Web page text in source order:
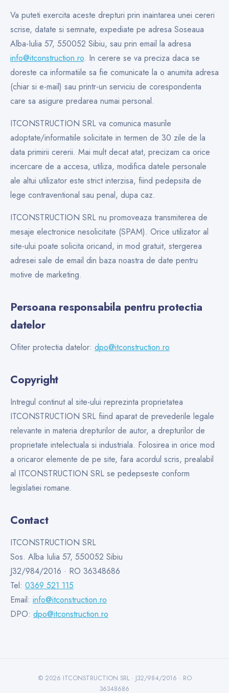
Va puteti exercita aceste drepturi prin inaintarea unei cereri
scrise, datate si semnate, expediate pe adresa Soseaua
Alba-Iulia 57, 550052 Sibiu, sau prin email la adresa
info@itconstruction.ro. In cerere se va preciza daca se
doreste ca informatiile sa fie comunicate la o anumita adresa
(chiar si e-mail) sau printr-un serviciu de corespondenta
care sa asigure predarea numai personal.
ITCONSTRUCTION SRL va comunica masurile
adoptate/informatiile solicitate in termen de 30 zile de la
data primirii cererii. Mai mult decat atat, precizam ca orice
incercare de a accesa, utiliza, modifica datele personale
ale altui utilizator este strict interzisa, fiind pedepsita de
lege contraventional sau penal, dupa caz.
ITCONSTRUCTION SRL nu promoveaza transmiterea de
mesaje electronice nesolicitate (SPAM). Orice utilizator al
site-ului poate solicita oricand, in mod gratuit, stergerea
adresei sale de email din baza noastra de date pentru
motive de marketing.
Persoana responsabila pentru protectia
datelor
Ofiter protectia datelor: dpo@itconstruction.ro
Copyright
Intregul continut al site-ului reprezinta proprietatea
ITCONSTRUCTION SRL fiind aparat de prevederile legale
relevante in materia drepturilor de autor, a drepturilor de
proprietate intelectuala si industriala. Folosirea in orice mod
a oricaror elemente de pe site, fara acordul scris, prealabil
al ITCONSTRUCTION SRL se pedepseste conform
legislatiei romane.
Contact
ITCONSTRUCTION SRL
Sos. Alba Iulia 57, 550052 Sibiu
J32/984/2016 · RO 36348686
Tel: 0369 521 115
Email: info@itconstruction.ro
DPO: dpo@itconstruction.ro
© 2026 ITCONSTRUCTION SRL · J32/984/2016 · RO
36348686